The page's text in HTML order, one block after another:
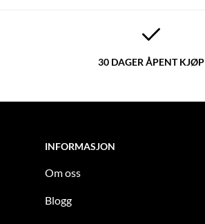
30 DAGER ÅPENT KJØP
INFORMASJON
Om oss
Blogg